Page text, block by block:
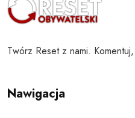
Twórz Reset z nami.
Nawigacja